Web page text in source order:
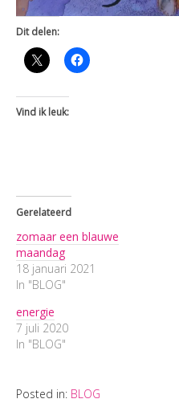
Dit delen:
Vind ik leuk:
Gerelateerd
zomaar een blauwe
maandag
18 januari 2021
In "BLOG"
energie
7 juli 2020
In "BLOG"
Posted in: BLOG